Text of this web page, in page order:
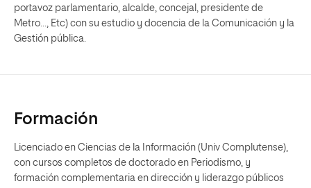
portavoz parlamentario, alcalde, concejal, presidente de
Metro..., Etc) con su estudio y docencia de la Comunicación y la
Gestión pública.
Formación
Licenciado en Ciencias de la Información (Univ Complutense),
con cursos completos de doctorado en Periodismo, y
formación complementaria en dirección y liderazgo públicos